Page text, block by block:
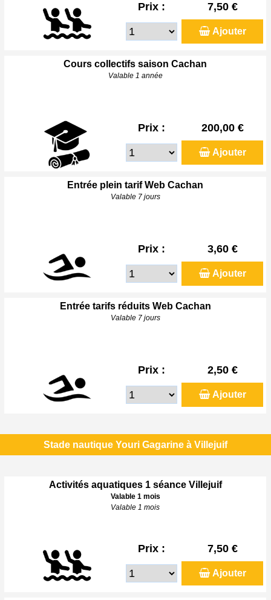
Prix : 7,50 €
Ajouter
Cours collectifs saison Cachan
Valable 1 année
Prix : 200,00 €
Ajouter
Entrée plein tarif Web Cachan
Valable 7 jours
Prix : 3,60 €
Ajouter
Entrée tarifs réduits Web Cachan
Valable 7 jours
Prix : 2,50 €
Ajouter
Stade nautique Youri Gagarine à Villejuif
Activités aquatiques 1 séance Villejuif
Valable 1 mois
Valable 1 mois
Prix : 7,50 €
Ajouter